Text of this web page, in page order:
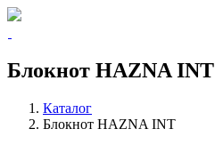
Блокнот HAZNA INT
Каталог
Блокнот HAZNA INT